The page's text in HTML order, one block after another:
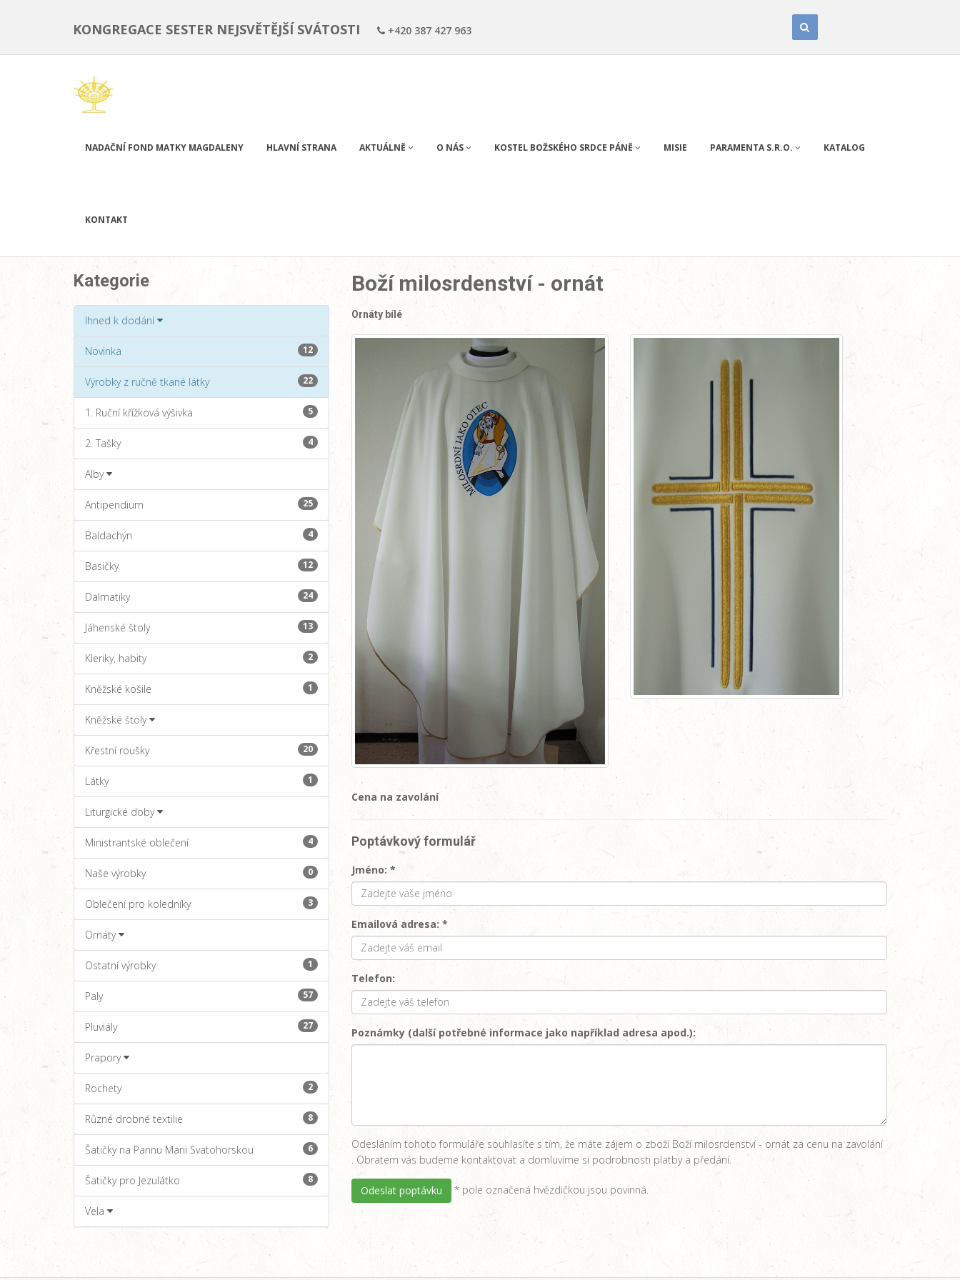
KONGREGACE SESTER NEJSVĚTĚJŠÍ SVÁTOSTI +420 387 427 963
NADAČNÍ FOND MATKY MAGDALENY HLAVNÍ STRANA AKTUÁLNĚ O NÁS KOSTEL BOŽSKÉHO SRDCE PÁNĚ MISIE PARAMENTA S.R.O. KATALOG
KONTAKT
Kategorie
Ihned k dodání
Novinka 12
Výrobky z ručně tkané látky 22
1. Ruční křížková výšivka 5
2. Tašky 4
Alby
Antipendium 25
Baldachýn 4
Basičky 12
Dalmatiky 24
Jáhenské štoly 13
Kleriky, habity 2
Kněžské košile 1
Kněžské štoly
Křestní roušky 20
Látky 1
Liturgické doby
Ministrantské oblečení 4
Naše výrobky 0
Oblečení pro koledníky 3
Ornáty
Ostatní výrobky 1
Paly 57
Pluviály 27
Prapory
Rochety 2
Různé drobné textilie 8
Šatičky na Pannu Marii Svatohorskou 6
Šatičky pro Jezulátko 8
Vela
Boží milosrdenství - ornát
Ornáty bílé
Cena na zavolání
Poptávkový formulář
Jméno: *
Emailová adresa: *
Telefon:
Poznámky (další potřebné informace jako například adresa apod.):
Odesláním tohoto formuláře souhlasíte s tím, že máte zájem o zboží Boží milosrdenství - ornát za cenu na zavolání
. Obratem vás budeme kontaktovat a domluvíme si podrobnosti platby a předání.
Odeslat poptávku * pole označená hvězdičkou jsou povinná.